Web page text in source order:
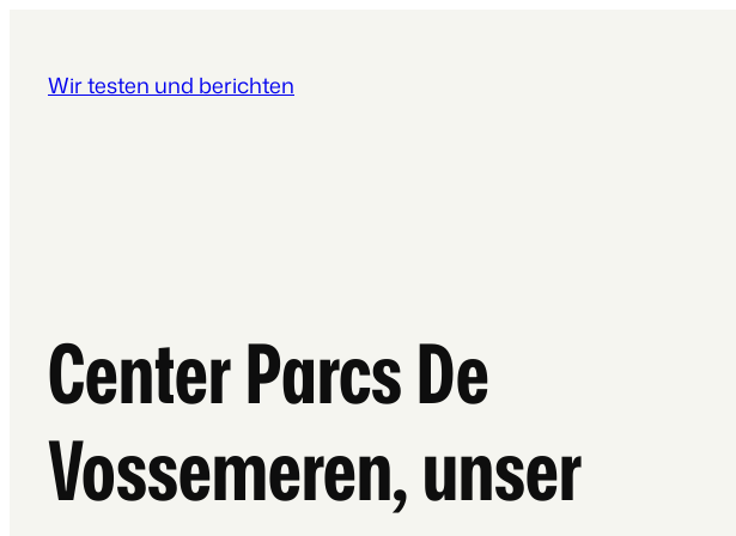
Wir testen und berichten
Center Parcs De
Vossemeren, unser